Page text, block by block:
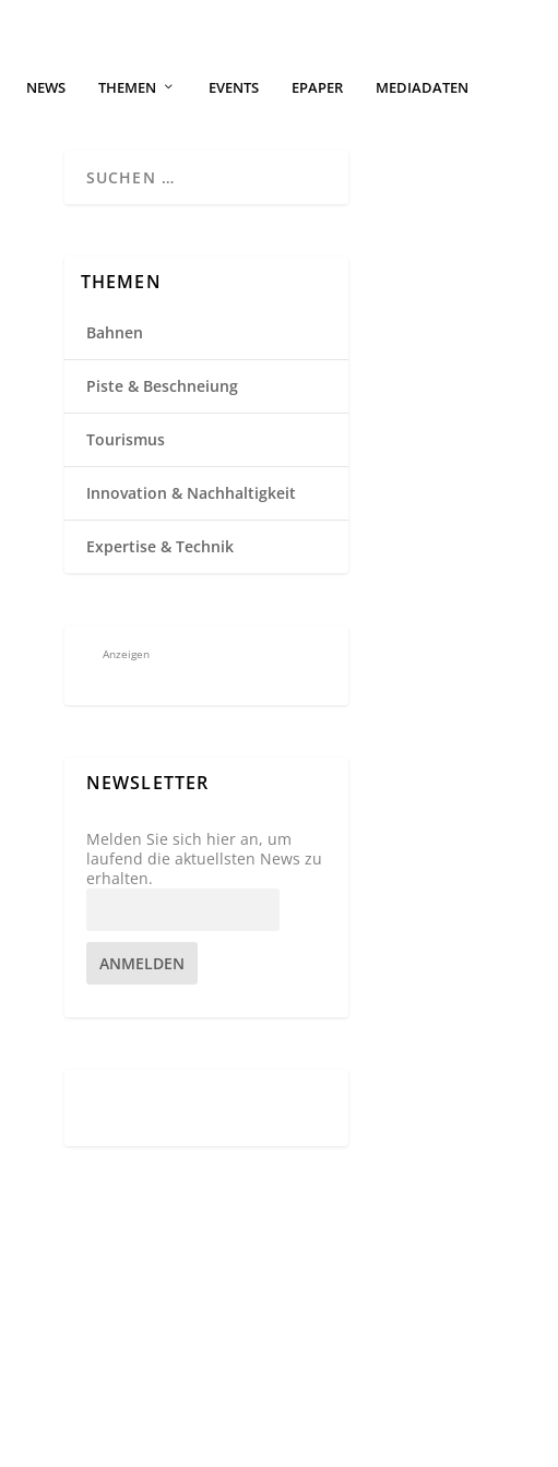
NEWS THEMEN EVENTS EPAPER MEDIADATEN
THEMEN
Bahnen
Piste & Beschneiung
Tourismus
Innovation & Nachhaltigkeit
Expertise & Technik
Anzeigen
NEWSLETTER
Melden Sie sich hier an, um
laufend die aktuellsten News zu
erhalten.
ANMELDEN